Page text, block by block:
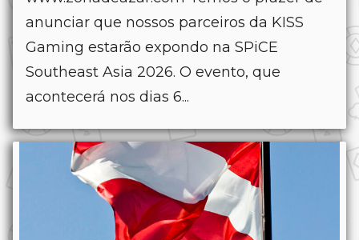
anunciar que nossos parceiros da KISS
Gaming estarão expondo na SPiCE
Southeast Asia 2026. O evento, que
acontecerá nos dias 6...